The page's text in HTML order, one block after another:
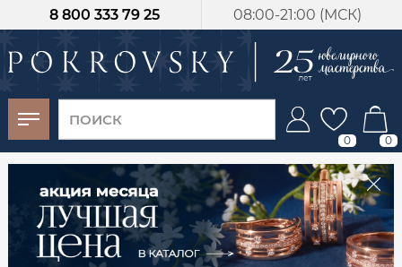
08:00-21:00 (МСК)
8 800 333 79 25
0 0
-30%
от 15 дней с
момента оплаты